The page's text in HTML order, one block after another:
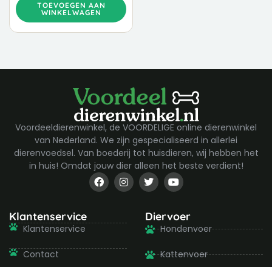
TOEVOEGEN AAN
WINKELWAGEN
Voordeeldierenwinkel, de VOORDELIGE online dierenwinkel
van Nederland. We zijn gespecialiseerd in allerlei
dierenvoedsel. Van boederij tot huisdieren, wij hebben het
in huis! Omdat jouw dier alleen het beste verdient!
F
a
c
o
I
n
s
g
T
w
i
t
e
r
Y
o
u
u
b
e
Klantenservice
Klantenservice
Contact
Diervoer
Hondenvoer
Kattenvoer